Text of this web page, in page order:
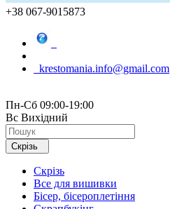
+38 067-9015873
krestomania.info@gmail.com
Пн-Сб 09:00-19:00
Вс Вихідний
Скрізь
Скрізь
Все для вишивки
Бісер, бісероплетіння